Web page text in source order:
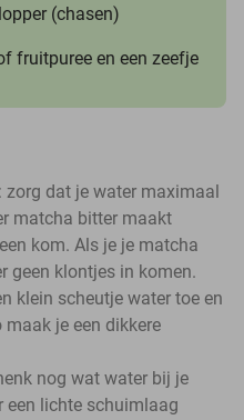
(chasen)
fruitpuree en een zeefje
dat je water maximaal
matcha bitter maakt
kom. Als je je matcha
geen klontjes in komen.
klein scheutje water toe en
je een dikkere
nog wat water bij je
een lichte schuimlaag